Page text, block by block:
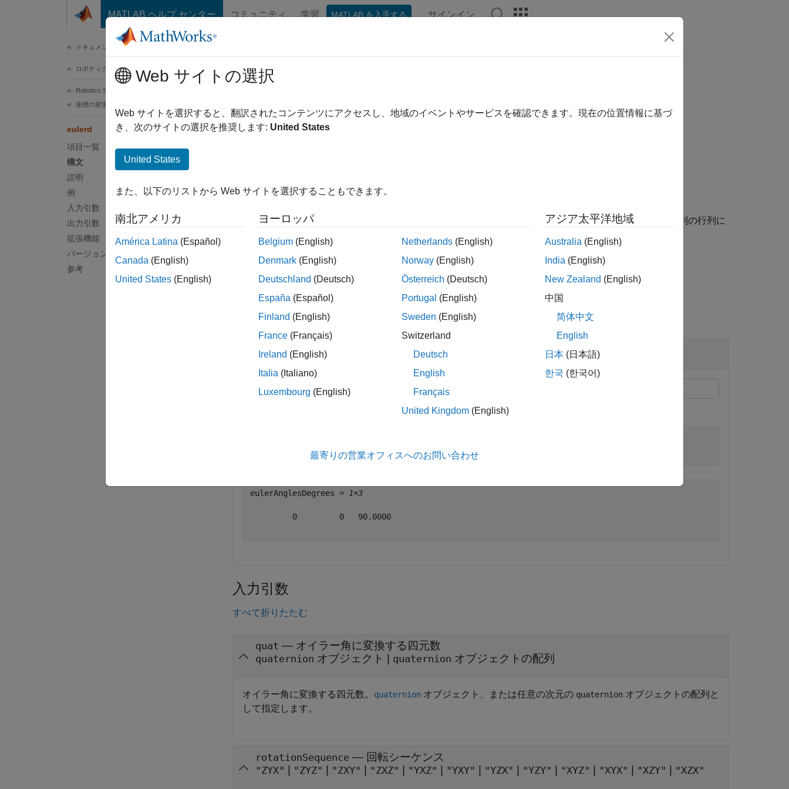
コンテンツへスキップ
MATLAB ヘルプ センター コミュニティ 学習 MATLAB を入手する サインイン
ドキュメンテーションのホーム
ロボティクスおよび自律システム
Robotics System Toolbox
座標の変換
eulerd
項目一覧
構文
説明
例
入力引数
出力引数
拡張機能
バージョン履歴
参考
eulerd
四元数をオイラー角 (度) に変換
説明
eulerAngles= eulerd( を、オイラー角 (度) を表す
行 3 列の行列に
すべて折りたたむ
オイラー角 (度) への四元数の変換
"ZYX" 回転シーケンスを使用して、四元数の座標系の回転をオイラー角 (度) に変換します。
eulerAnglesDegrees = eulerd(quat, "ZYX","frame")
eulerAnglesDegrees = 1×3
         0         0   90.0000
入力引数
すべて折りたたむ
quat — オイラー角に変換する四元数
quaternion オブジェクト quaternion オブジェクトの配列
オイラー角に変換する四元数。 quaternion オブジェクト、または任意の次元の quaternion オブジェクトの配列と
して指定します。
rotationSequence — 回転シーケンス
"ZYX" "ZYZ" "ZXY" "ZXZ" "YXZ" "YXY" "YZX" "YZY" "XYZ" "XYX" "XZY" "XZX"
Web サイトの選択
Web サイトを選択すると、翻訳されたコンテンツにアクセスし、地域のイベントやサービスを確認できます。現在の位置情報に基づ
き、次のサイトの選択を推奨します: United States
United States
また、以下のリストから Web サイトを選択することもできます。
南北アメリカ
América Latina (Español)
Canada (English)
United States (English)
ヨーロッパ
Belgium (English)
Denmark (English)
Deutschland (Deutsch)
España (Español)
Finland (English)
France (Français)
Ireland (English)
Italia (Italiano)
Luxembourg (English)
Netherlands (English)
Norway (English)
Österreich (Deutsch)
Portugal (English)
Sweden (English)
Switzerland
Deutsch
English
Français
United Kingdom (English)
アジア太平洋地域
Australia (English)
India (English)
New Zealand (English)
中国
简体中文
English
日本 (日本語)
한국 (한국어)
最寄りの営業オフィスへのお問い合わせ